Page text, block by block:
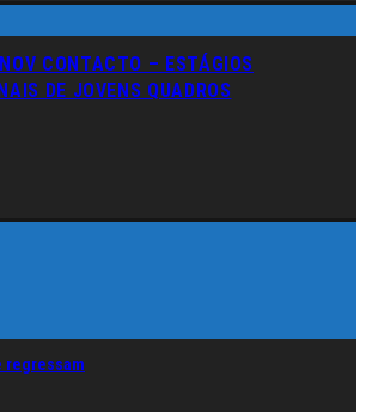
CONTACTO – ESTÁGIOS
DE JOVENS QUADROS
regressam